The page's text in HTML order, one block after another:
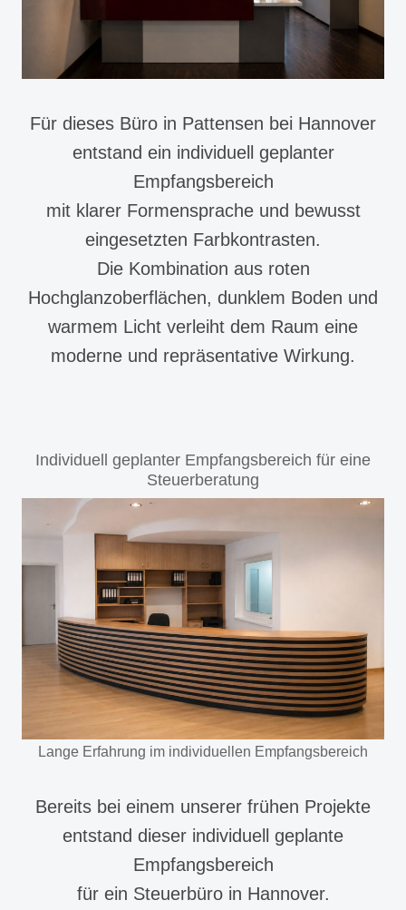
Für dieses Büro in Pattensen bei Hannover
entstand ein individuell geplanter
Empfangsbereich
mit klarer Formensprache und bewusst
eingesetzten Farbkontrasten.
Die Kombination aus roten
Hochglanzoberflächen, dunklem Boden und
warmem Licht verleiht dem Raum eine
moderne und repräsentative Wirkung.
Individuell geplanter Empfangsbereich für eine
Steuerberatung
Lange Erfahrung im individuellen Empfangsbereich
Bereits bei einem unserer frühen Projekte
entstand dieser individuell geplante
Empfangsbereich
für ein Steuerbüro in Hannover.